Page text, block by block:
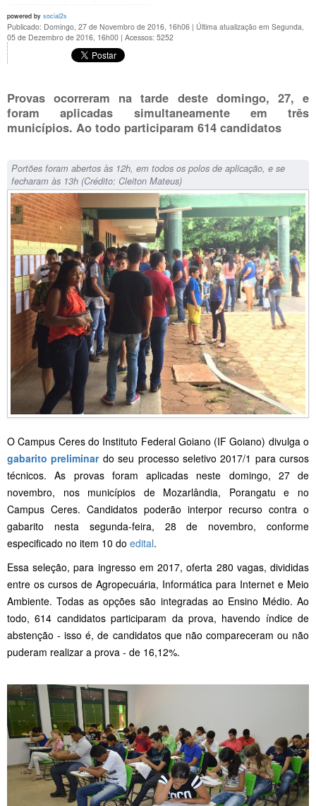
powered by social2s
Publicado: Domingo, 27 de Novembro de 2016, 16h06 | Última atualização em Segunda,
05 de Dezembro de 2016, 16h00 | Acessos: 5252
Provas ocorreram na tarde deste domingo, 27, e
foram aplicadas simultaneamente em três
municípios. Ao todo participaram 614 candidatos
Portões foram abertos às 12h, em todos os polos de aplicação, e se
fecharam às 13h (Crédito: Cleiton Mateus)
O Campus Ceres do Instituto Federal Goiano (IF Goiano) divulga o
gabarito preliminardo seu processo seletivo 2017/1 para cursos
técnicos. As provas foram aplicadas neste domingo, 27 de
novembro, nos municípios de Mozarlândia, Porangatu e no
Campus Ceres. Candidatos poderão interpor recurso contra o
gabarito nesta segunda-feira, 28 de novembro, conforme
especificado no item 10 do edital.
Essa seleção, para ingresso em 2017, oferta 280 vagas, divididas
entre os cursos de Agropecuária, Informática para Internet e Meio
Ambiente. Todas as opções são integradas ao Ensino Médio. Ao
todo, 614 candidatos participaram da prova, havendo índice de
abstenção - isso é, de candidatos que não compareceram ou não
puderam realizar a prova - de 16,12%.